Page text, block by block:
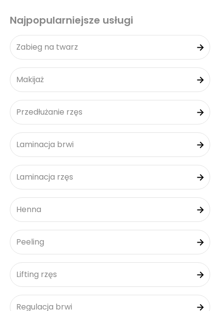
Najpopularniejsze usługi
Zabieg na twarz
Makijaż
Przedłużanie rzęs
Laminacja brwi
Laminacja rzęs
Henna
Peeling
Lifting rzęs
Regulacja brwi